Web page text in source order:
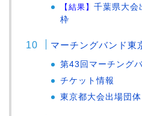
【結果】千葉県大会
枠
マーチングバンド東
第43回マーチング
チケット情報
東京都大会出場団